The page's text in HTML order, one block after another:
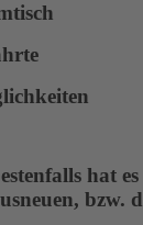
hat